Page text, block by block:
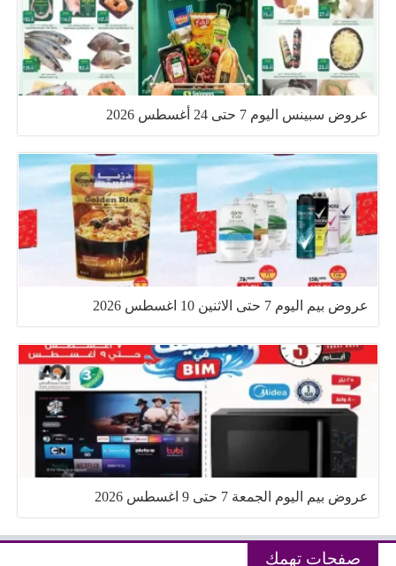
عروض سبينس اليوم 7 حتى 24 أغسطس 2026
عروض بيم اليوم 7 حتى الاثنين 10 اغسطس 2026
عروض بيم اليوم الجمعة 7 حتى 9 اغسطس 2026
صفحات تهمك